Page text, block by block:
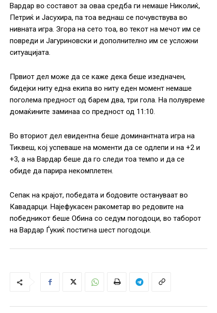
Вардар во составот за оваа средба ги немаше Николиќ,
Петриќ и Јасухира, па тоа веднаш се почувствува во
нивната игра. Згора на сето тоа, во текот на мечот им се
повреди и Јагуриновски и дополнително им се усложни
ситуацијата.
Првиот дел може да се каже дека беше изедначен,
бидејки ниту една екипа во ниту еден момент немаше
поголема предност од барем два, три гола. На полувреме
домаќините заминаа со предност од 11:10.
Во вториот дел евидентна беше доминантната игра на
Тиквеш, кој успеваше на моменти да се одлепи и на +2 и
+3, а на Вардар беше да го следи тоа темпо и да се
обиде да парира некомплетен.
Сепак на крајот, победата и бодовите остануваат во
Кавадарци. Најефукасен ракометар во редовите на
победникот беше Обина со седум погодоци, во таборот
на Вардар Ѓукиќ постигна шест погодоци.